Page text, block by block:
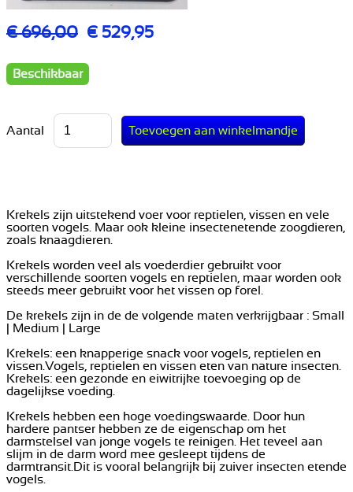
€ 696,00 € 529,95
Beschikbaar
Aantal
Krekels zijn uitstekend voer voor reptielen, vissen en vele
soorten vogels. Maar ook kleine insectenetende zoogdieren,
zoals knaagdieren.
Krekels worden veel als voederdier gebruikt voor
verschillende soorten vogels en reptielen, maar worden ook
steeds meer gebruikt voor het vissen op forel.
De krekels zijn in de de volgende maten verkrijgbaar : Small
| Medium | Large
Krekels: een knapperige snack voor vogels, reptielen en
vissen.Vogels, reptielen en vissen eten van nature insecten.
Krekels: een gezonde en eiwitrijke toevoeging op de
dagelijkse voeding.
Krekels hebben een hoge voedingswaarde. Door hun
hardere pantser hebben ze de eigenschap om het
darmstelsel van jonge vogels te reinigen. Het teveel aan
slijm in de darm word mee gesleept tijdens de
darmtransit.Dit is vooral belangrijk bij zuiver insecten etende
vogels.